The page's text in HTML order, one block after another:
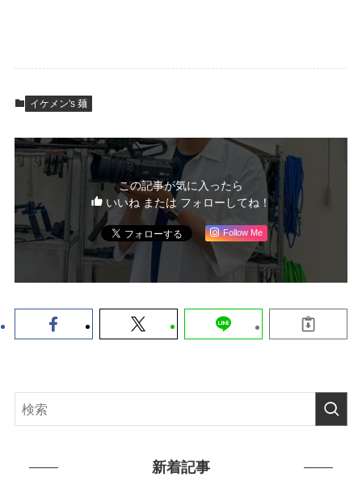
イケメン's 麺
この記事が気に入ったら
いいね または フォローしてね！
Follow Me
新着記事